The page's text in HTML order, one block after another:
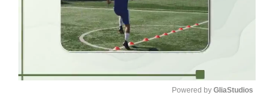
Powered by GliaStudios